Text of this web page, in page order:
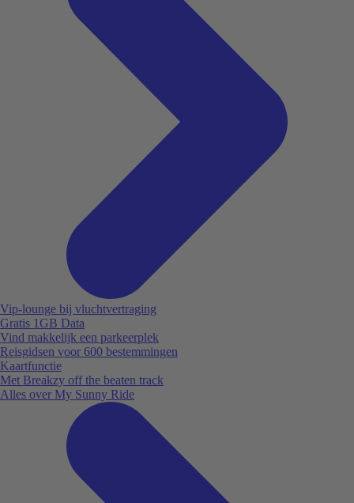
Vip-lounge bij vluchtvertraging
Gratis 1GB Data
Vind makkelijk een parkeerplek
Reisgidsen voor 600 bestemmingen
Kaartfunctie
Met Breakzy off the beaten track
Alles over My Sunny Ride